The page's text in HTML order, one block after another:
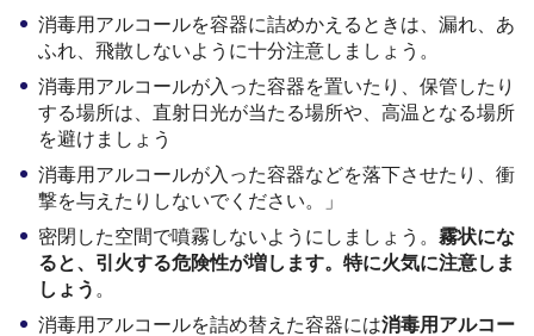
消毒用アルコールを容器に詰めかえるときは、漏れ、あ
ふれ、飛散しないように十分注意しましょう。
消毒用アルコールが入った容器を置いたり、保管したり
する場所は、直射日光が当たる場所や、高温となる場所
を避けましょう
消毒用アルコールが入った容器などを落下させたり、衝
撃を与えたりしないでください。」
密閉した空間で噴霧しないようにしましょう。 霧状にな
ると、引火する危険性が増します。特に火気に注意しま
しょう 。
消毒用アルコールを詰め替えた容器には消毒用アルコー